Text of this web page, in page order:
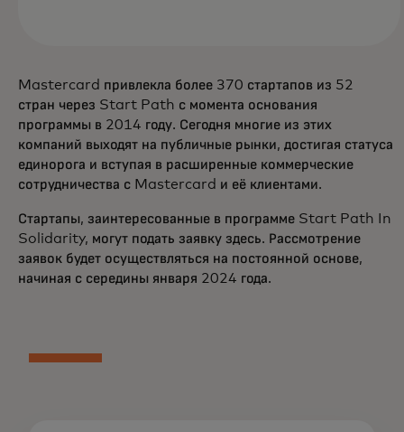
Mastercard привлекла более 370 стартапов из 52
стран через Start Path с момента основания
программы в 2014 году. Сегодня многие из этих
компаний выходят на публичные рынки, достигая статуса
единорога и вступая в расширенные коммерческие
сотрудничества с Mastercard и её клиентами.
Стартапы, заинтересованные в программе Start Path In
Solidarity, могут подать заявку здесь. Рассмотрение
заявок будет осуществляться на постоянной основе,
начиная с середины января 2024 года.